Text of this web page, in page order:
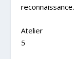
reconnaissance.
Atelier